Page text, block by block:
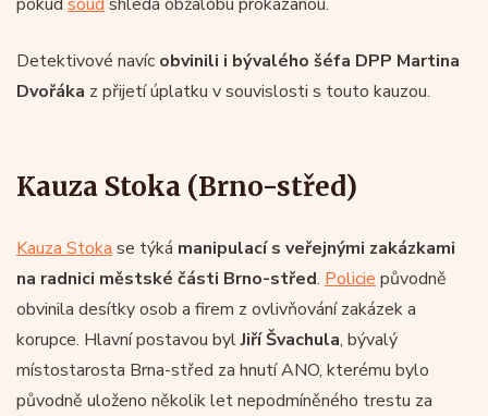
Detektivové navíc obvinili i bývalého šéfa DPP Martina
Dvořáka z přijetí úplatku v souvislosti s touto kauzou.
Kauza Stoka (Brno-střed)
Kauza Stoka se týká manipulací s veřejnými zakázkami
na radnici městské části Brno-střed. Policie původně
obvinila desítky osob a firem z ovlivňování zakázek a
korupce. Hlavní postavou bylJiří Švachula, bývalý
místostarosta Brna-střed za hnutí ANO, kterému bylo
původně uloženo několik let nepodmíněného trestu za